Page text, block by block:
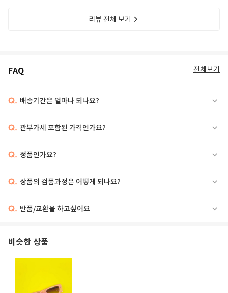
리뷰 전체 보기
FAQ 전체보기
Q. 배송기간은 얼마나 되나요?
Q. 관부가세 포함된 가격인가요?
Q. 정품인가요?
Q. 상품의 검품과정은 어떻게 되나요?
Q. 반품/교환을 하고싶어요
비슷한 상품